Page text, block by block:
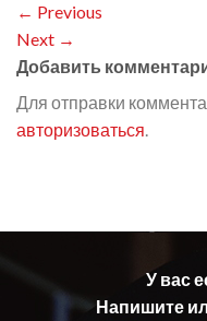
← Previous
Next →
Добавить
Для отправки
авторизоваться.
У вас
Напишите